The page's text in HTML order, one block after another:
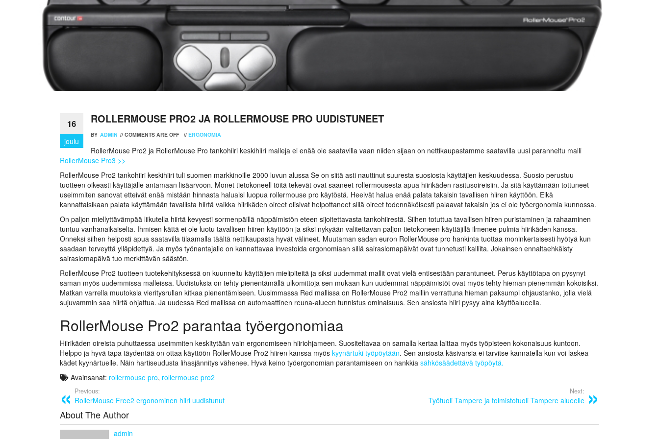
16
joulu
ROLLERMOUSE PRO2 JA ROLLERMOUSE PRO UUDISTUNEET
BY ADMIN // COMMENTS ARE OFF // ERGONOMIA
RollerMouse Pro2 ja RollerMouse Pro tankohiiri keskihiiri malleja ei enää ole saatavilla vaan niiden sijaan on nettikaupastamme saatavilla uusi paranneltu malli
RollerMouse Pro3 >>
RollerMouse Pro2 tankohiiri keskihiiri tuli suomen markkinoille 2000 luvun alussa Se on siitä asti nauttinut suuresta suosiosta käyttäjien keskuudessa. Suosio perustuu
tuotteen oikeasti käyttäjälle antamaan lisäarvoon. Monet tietokoneell töitä tekevät ovat saaneet rollermousesta apua hiirikäden rasitusoireisiin. Ja sitä käyttämään tottuneet
useimmiten sanovat etteivät enää mistään hinnasta haluaisi luopua rollermouse pro käytöstä. Heeivät halua enää palata takaisin tavallisen hiiren käyttöön. Eikä
kannattaisikaan palata käyttämään tavallista hiirtä vaikka hiirikäden oireet olisivat helpottaneet sillä oireet todennäköisesti palaavat takaisin jos ei ole työergonomia kunnossa.
On paljon miellyttävämpää liikutella hiirtä kevyesti sormenpäillä näppäimistön eteen sijoitettavasta tankohiirestä. Siihen totuttua tavallisen hiiren puristaminen ja rahaaminen
tuntuu vanhanaikaiselta. Ihmisen kättä ei ole luotu tavallisen hiiren käyttöön ja siksi nykyään valitettavan paljon tietokoneen käyttäjillä ilmenee pulmia hiirikäden kanssa.
Onneksi siihen helposti apua saatavilla tilaamalla täältä nettikaupasta hyvät välineet. Muutaman sadan euron RollerMouse pro hankinta tuottaa moninkertaisesti hyötyä kun
saadaan terveyttä ylläpidettyä. Ja myös työnantajalle on kannattavaa investoida ergonomiaan sillä sairaslomapäivät ovat tunnetusti kalliita. Jokainsen ennaltaehkäisty
sairaslomapäivä tuo merkittävän säästön.
RollerMouse Pro2 tuotteen tuotekehityksessä on kuunneltu käyttäjien mielipiteitä ja siksi uudemmat mallit ovat vielä entisestään parantuneet. Perus käyttötapa on pysynyt
saman myös uudemmissa malleissa. Uudistuksia on tehty pienentämällä ulkomittoja sen mukaan kun uudemmat näppäimistöt ovat myös tehty hieman pienemmän kokoisiksi.
Matkan varrella muutoksia vieritysrullan kitkaa pienentämiseen. Uusimmassa Red mallissa on RollerMouse Pro2 malliin verrattuna hieman paksumpi ohjaustanko, jolla vielä
sujuvammin saa hiirtä ohjattua. Ja uudessa Red mallissa on automaattinen reuna-alueen tunnistus ominaisuus. Sen ansiosta hiiri pysyy aina käyttöalueella.
RollerMouse Pro2 parantaa työergonomiaa
Hiirikäden oireista puhuttaessa useimmiten keskitytään vain ergonomiseen hiiriohjameen. Suositeltavaa on samalla kertaa laittaa myös työpisteen kokonaisuus kuntoon.
Helppo ja hyvä tapa täydentää on ottaa käyttöön RollerMouse Pro2 hiiren kanssa myös kyynärtuki työpöytään. Sen ansiosta käsivarsia ei tarvitse kannatella kun voi laskea
kädet kyynärtuelle. Näin hartiseudusta lihasjännitys vähenee. Hyvä keino työergonomian parantamiseen on hankkia sähkösäädettävä työpöytä.
Avainsanat: rollermouse pro, rollermouse pro2
Previous:
RollerMouse Free2 ergonominen hiiri uudistunut
Next:
Työtuoli Tampere ja toimistotuoli Tampere alueelle
About The Author
admin